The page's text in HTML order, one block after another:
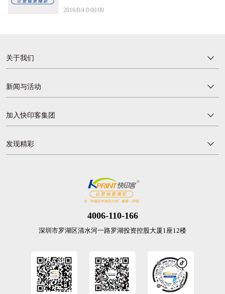
2016/8/4 0:00:00
4006-110-166
深圳市罗湖区清水河一路罗湖投资控股大厦1座12楼
关于我们
新闻与活动
加入快印客集团
发现精彩